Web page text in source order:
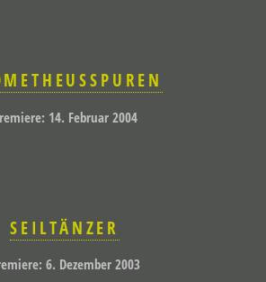
14. Februar 2004
SEILTÄNZER
6. Dezember 2003